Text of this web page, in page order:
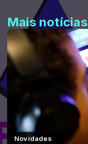
Mais notícias
Novidades